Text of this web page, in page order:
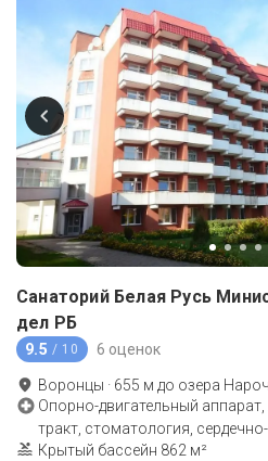
Санаторий Белая Русь
дел РБ
9.5 / 10 6 оценок
Воронцы · 655 м до озера
Опорно-двигательный
тракт, стоматология,
Крытый бассейн 862 м²